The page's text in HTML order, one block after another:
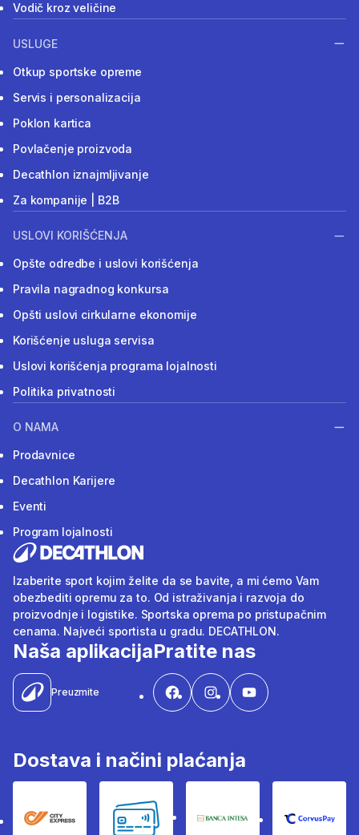
Vodič kroz veličine
USLUGE
Otkup sportske opreme
Servis i personalizacija
Poklon kartica
Povlačenje proizvoda
Decathlon iznajmljivanje
Za kompanije | B2B
USLOVI KORIŠĆENJA
Opšte odredbe i uslovi korišćenja
Pravila nagradnog konkursa
Opšti uslovi cirkularne ekonomije
Korišćenje usluga servisa
Uslovi korišćenja programa lojalnosti
Politika privatnosti
O NAMA
Prodavnice
Decathlon Karijere
Eventi
Program lojalnosti
Izaberite sport kojim želite da se bavite, a mi ćemo Vam
obezbediti opremu za to. Od istraživanja i razvoja do
proizvodnje i logistike. Sportska oprema po pristupačnim
cenama. Najveći sportista u gradu. DECATHLON.
Naša aplikacija
Preuzmite
Pratite nas
Dostava i načini plaćanja
City Express Bankovne karticeBanka Intesa